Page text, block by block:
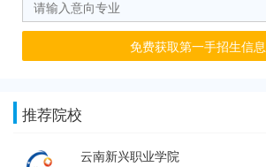
免费获取第一手招生信息
推荐院校
云南新兴职业学院